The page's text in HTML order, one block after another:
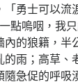
勇士可以流
嗚咽，我只
的狼籍，半
雨；高草、
急促的呼吸